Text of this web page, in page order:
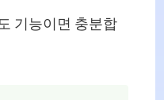
기능이면 충분합